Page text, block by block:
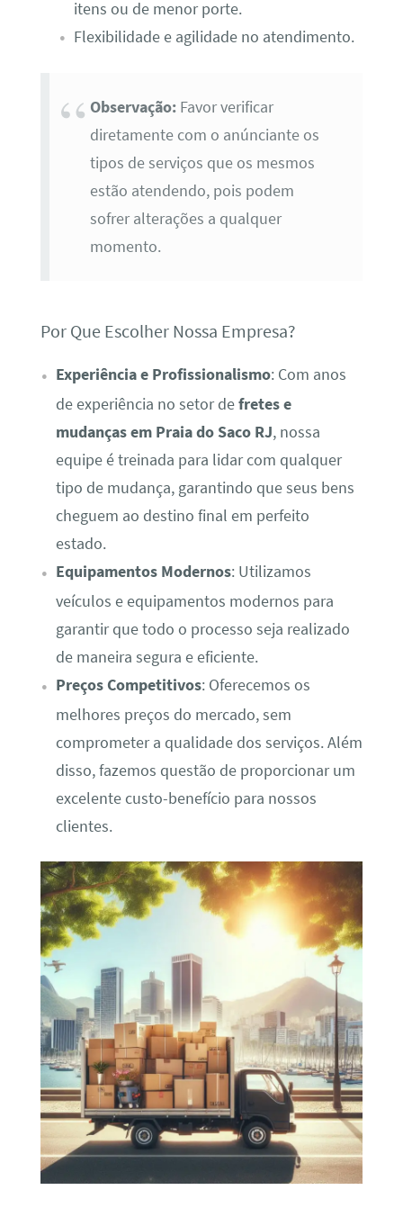
itens ou de menor porte.
Flexibilidade e agilidade no atendimento.
Observação:Favor verificar
diretamente com o anúnciante os
tipos de serviços que os mesmos
estão atendendo, pois podem
sofrer alterações a qualquer
momento.
Por Que Escolher Nossa Empresa?
Experiência e Profissionalismo: Com anos
de experiência no setor defretes e
mudanças em Praia do Saco RJ, nossa
equipe é treinada para lidar com qualquer
tipo de mudança, garantindo que seus bens
cheguem ao destino final em perfeito
estado.
Equipamentos Modernos: Utilizamos
veículos e equipamentos modernos para
garantir que todo o processo seja realizado
de maneira segura e eficiente.
Preços Competitivos: Oferecemos os
melhores preços do mercado, sem
comprometer a qualidade dos serviços. Além
disso, fazemos questão de proporcionar um
excelente custo-benefício para nossos
clientes.